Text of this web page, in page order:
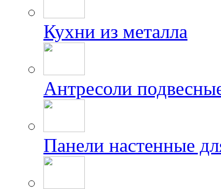
Кухни из металла
Антресоли
Панели настенные